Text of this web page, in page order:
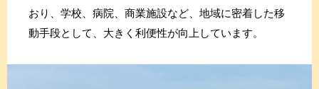
おり、学校、病院、商業施設など、地域に密着した移
動手段として、大きく利便性が向上しています。